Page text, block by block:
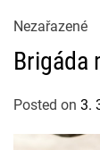
C
a
t
g
Nezařazené
Brigáda
Posted on 3.